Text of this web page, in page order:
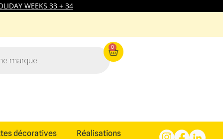
WEEKS 33 + 34
0
décoratives Réalisations